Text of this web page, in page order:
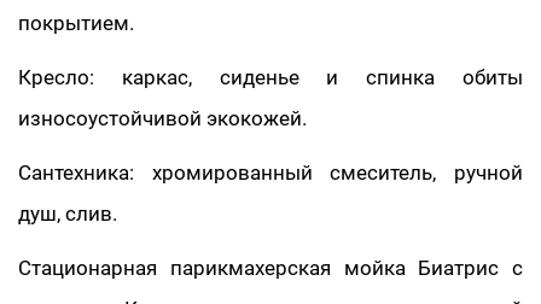
покрытием.
Кресло: каркас, сиденье и спинка обиты
износоустойчивой экокожей.
Сантехника: хромированный смеситель, ручной
душ, слив.
Стационарная парикмахерская мойка Биатрис с